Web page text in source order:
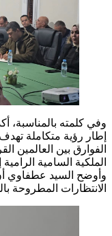
وفي كلمته بالمناسبة،
إطار رؤية متكاملة
الفوارق بين العالمين
الملكية السامية
وأوضح السيد عطفاوي
الانتظارات المطروحة